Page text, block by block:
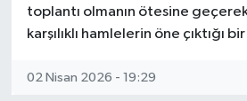
toplantı olmanın ötesine
karşılıklı hamlelerin öne çıktığı
02 Nisan 2026 - 19:29